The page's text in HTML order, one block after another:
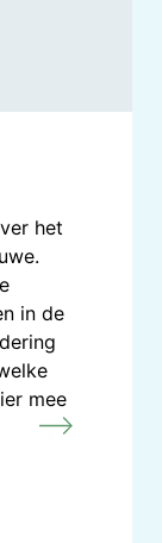
het
in de
mee